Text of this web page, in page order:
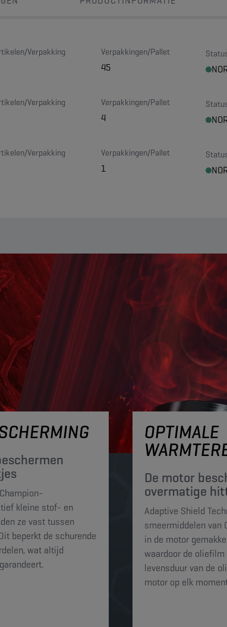
Verpakking Verpakkingen/Pallet
45
Verpakking Verpakkingen/Pallet
4
Verpakking Verpakkingen/Pallet
1
kleine stof- en
ze vast tussen
beperkt de schurende
wat altijd
OPTIMALE
De motor
overmatige
Adaptive Shield
smeermiddelen van
in de motor
waardoor de oliefilm
levensduur van de
motor op elk